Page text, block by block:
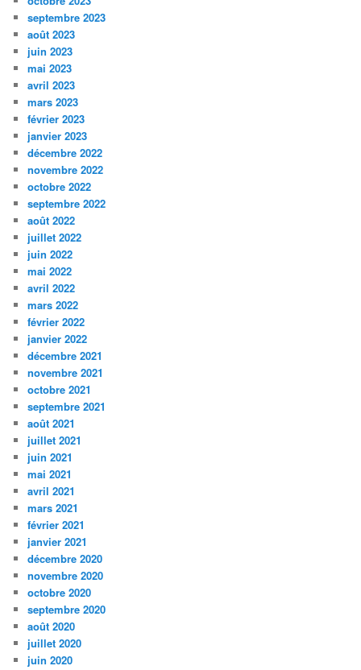
septembre 2023
août 2023
juin 2023
mai 2023
avril 2023
mars 2023
février 2023
janvier 2023
décembre 2022
novembre 2022
octobre 2022
septembre 2022
août 2022
juillet 2022
juin 2022
mai 2022
avril 2022
mars 2022
février 2022
janvier 2022
décembre 2021
novembre 2021
octobre 2021
septembre 2021
août 2021
juillet 2021
juin 2021
mai 2021
avril 2021
mars 2021
février 2021
janvier 2021
décembre 2020
novembre 2020
octobre 2020
septembre 2020
août 2020
juillet 2020
juin 2020